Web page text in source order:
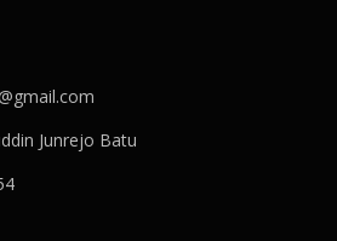
Junrejo Batu